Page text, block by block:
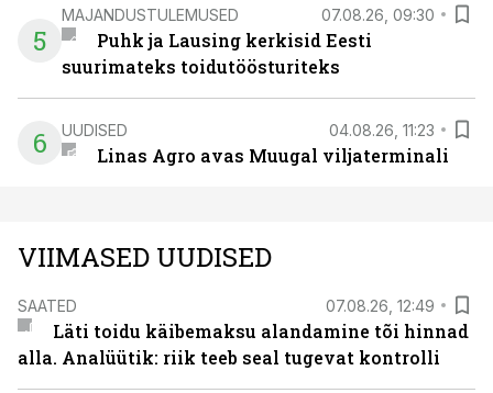
5
MAJANDUSTULEMUSED 07.08.26, 09:30
Puhk ja Lausing kerkisid Eesti
suurimateks toidutöösturiteks
6 UUDISED 04.08.26, 11:23
Linas Agro avas Muugal viljaterminali
VIIMASED UUDISED
SAATED 07.08.26, 12:49
Läti toidu käibemaksu alandamine tõi hinnad
alla. Analüütik: riik teeb seal tugevat kontrolli